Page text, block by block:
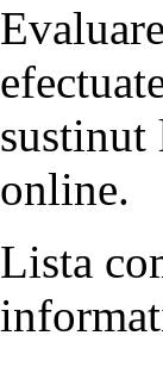
sustinut
online.
Lista